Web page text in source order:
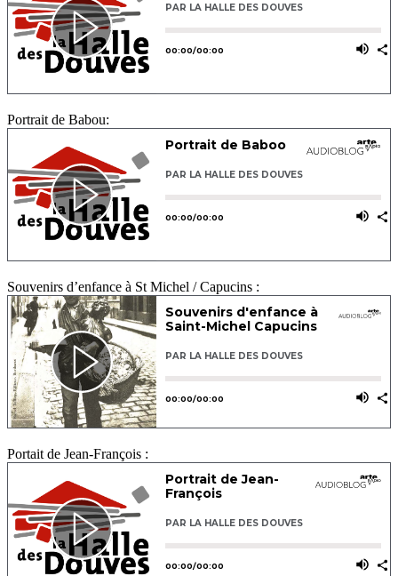
Portrait de Babou:
Souvenirs d’enfance à St Michel / Capucins :
Portait de Jean-François :